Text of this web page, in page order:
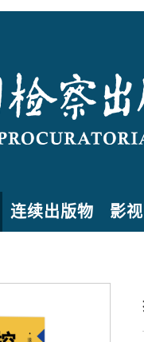
连续出版物 影